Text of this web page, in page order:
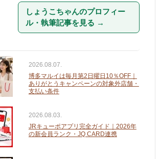
しょうこちゃんのプロフィー
ル・執筆記事を見る →
2026.08.07.
博多マルイは毎月第2日曜日10％OFF｜
ありがとうキャンペーンの対象外店舗・
支払い条件
2026.08.03.
JRキューポアプリ完全ガイド｜2026年
の新会員ランク・JQ CARD連携